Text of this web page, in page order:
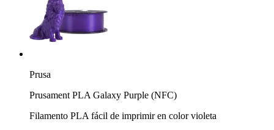
Prusa
Prusament PLA Galaxy Purple (NFC)
Filamento PLA fácil de imprimir en color violeta